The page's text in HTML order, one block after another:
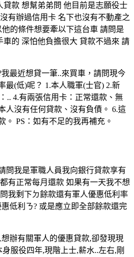
貸款 想幫弟弟問 他目前是志願役士
有辦過信用卡 名下也沒有不動產之
的條件想要牽以下這台車 請問是
車的 深怕他負擔很大 貸款不過來 請
最近想貸一筆..來買車，請問現今
最(低)呢？ 1.本人職軍(士官) 2.新
.. 4.有兩張信用卡：正常還款、無
人沒有任何貸款、沒有負債。 6.這
。 PS：如有不足的我再補充。
問我是軍職人員我向銀行貸款享有
有正常每月還款 如果有一天我不想
我剩下ㄉ餘款還有軍人優惠低利率
低利ㄋ? 或是應立即全部餘款還完
辦有關軍人的優惠貸款,卻發現現
服役四年,現階上士,薪水..左右,剛